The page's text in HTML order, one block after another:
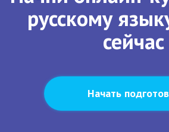
русскому
сейчас
Начать